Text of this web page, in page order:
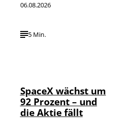
06.08.2026
5 Min.
SpaceX wächst um
92 Prozent – und
die Aktie fällt